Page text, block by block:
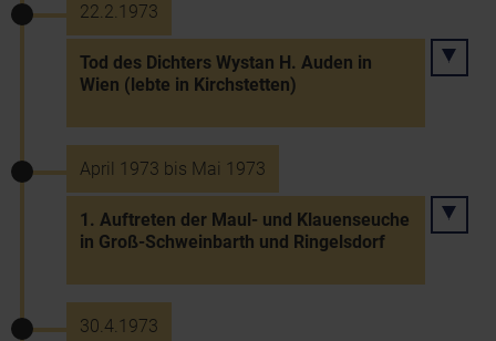
22.2.1973
Tod des Dichters Wystan H. Auden in
Wien (lebte in Kirchstetten)
April 1973 bis Mai 1973
1. Auftreten der Maul- und Klauenseuche
in Groß-Schweinbarth und Ringelsdorf
30.4.1973